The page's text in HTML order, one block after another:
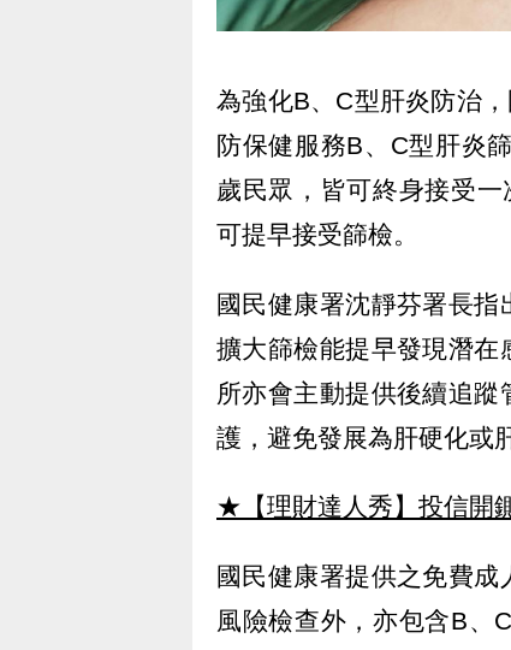
為強化B、C型肝炎防治
防保健服務B、C型肝炎
歲民眾，皆可終身接受
可提早接受篩檢。
國民健康署沈靜芬署長
擴大篩檢能提早發現潛在
所亦會主動提供後續追
護，避免發展為肝硬化或
★【理財達人秀】投信開
國民健康署提供之免費
風險檢查外，亦包含B、